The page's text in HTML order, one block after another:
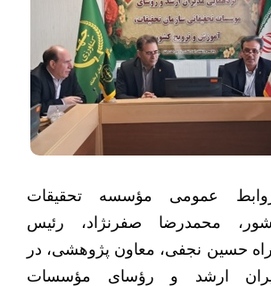
عمومی مؤسسه تحقیقات
محمدرضا صفرنژاد، رئیس
حسین نجفی، معاون پژوهشی، در
ارشد و رؤسای مؤسسات